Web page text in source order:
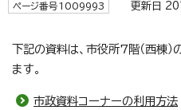
ページ番号1009993 更新日
下記の資料は、市役所7階（西棟
ます。
市政資料コーナーの利用方法